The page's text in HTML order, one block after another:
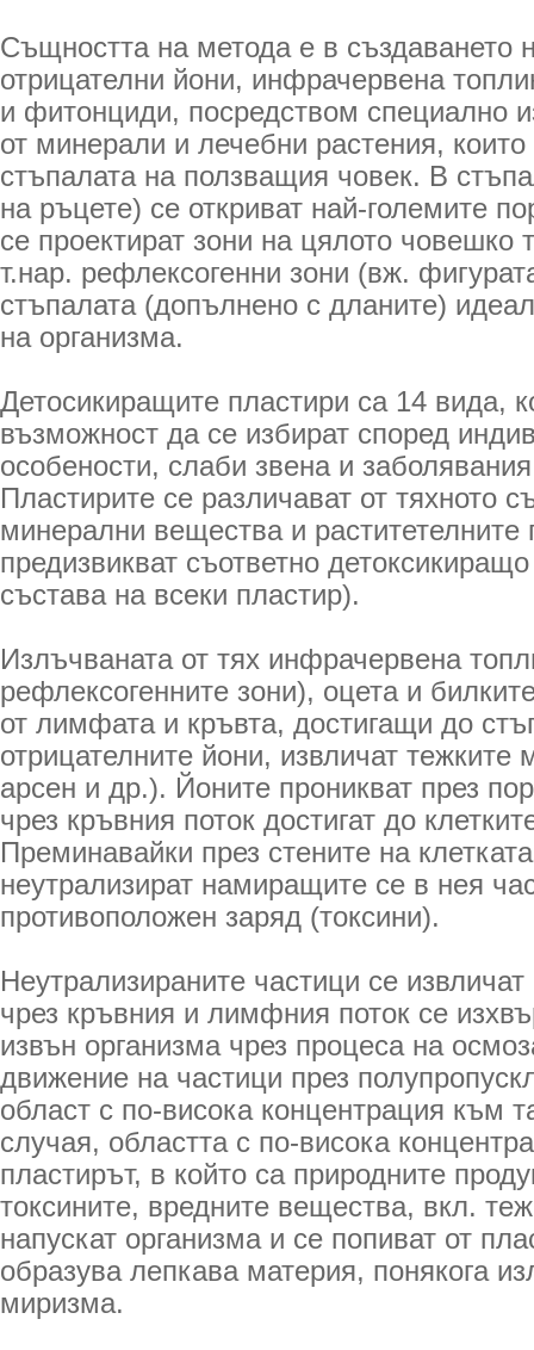
Същността на метода е в създаването
отрицателни йони, инфрачервена
и фитонциди, посредством специално
от минерали и лечебни растения,
стъпалата на ползващия човек. В
на ръцете) се откриват най-големите
се проектират зони на цялото човешко
т.нар. рефлексогенни зони (вж.
стъпалата (допълнено с дланите)
на организма.
Детосикиращите пластири са 14 вида,
възможност да се избират според
особености, слаби звена и
Пластирите се различават от тяхното
минерални вещества и раститетелните
предизвикват съответно
състава на всеки пластир).
Излъчваната от тях инфрачервена
рефлексогенните зони), оцета и
от лимфата и кръвта, достигащи до
отрицателните йони, извличат тежките
арсен и др.). Йоните проникват през
чрез кръвния поток достигат до
Преминавайки през стените на
неутрализират намиращите се в нея
противоположен заряд (токсини).
Неутрализираните частици се извличат
чрез кръвния и лимфния поток се
извън организма чрез процеса на
движение на частици през
област с по-висока концентрация към
случая, областта с по-висока
пластирът, в който са природните
токсините, вредните вещества, вкл.
напускат организма и се попиват от
образува лепкава материя, понякога
миризма.